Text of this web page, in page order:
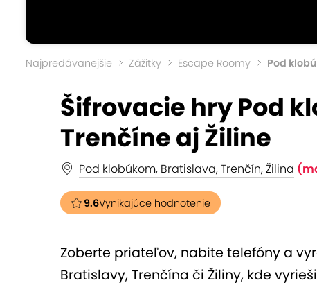
Najpredávanejšie Zážitky Escape Roomy Pod
Šifrovacie hry Pod
Trenčíne aj Žiline
Pod klobúkom, Bratislava, Trenčín, Žilina
9.6Vynikajúce hodnotenie
Zoberte priateľov, nabite telefóny a
Bratislavy, Trenčína či Žiliny, kde